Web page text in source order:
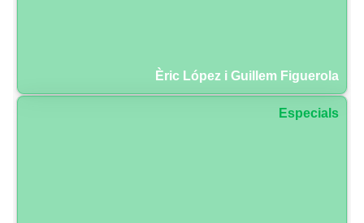
Èric López i Guillem Figuerola
Especials